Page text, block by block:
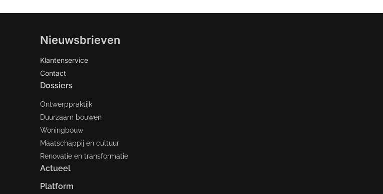
Nieuwsbrieven
Klantenservice
Contact
Dossiers
Ontwerppraktijk
Duurzaam bouwen
Woningbouw
Maatschappij en cultuur
Renovatie en transformatie
Actueel
Platform